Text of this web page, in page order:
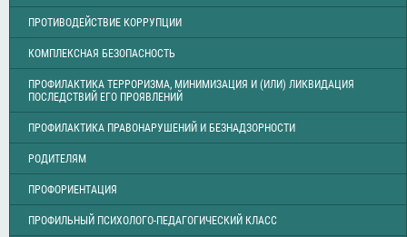
ПРОТИВОДЕЙСТВИЕ КОРРУПЦИИ
КОМПЛЕКСНАЯ БЕЗОПАСНОСТЬ
ПРОФИЛАКТИКА ТЕРРОРИЗМА, МИНИМИЗАЦИЯ И (ИЛИ) ЛИКВИДАЦИЯ
ПОСЛЕДСТВИЙ ЕГО ПРОЯВЛЕНИЙ
ПРОФИЛАКТИКА ПРАВОНАРУШЕНИЙ И БЕЗНАДЗОРНОСТИ
РОДИТЕЛЯМ
ПРОФОРИЕНТАЦИЯ
ПРОФИЛЬНЫЙ ПСИХОЛОГО-ПЕДАГОГИЧЕСКИЙ КЛАСС